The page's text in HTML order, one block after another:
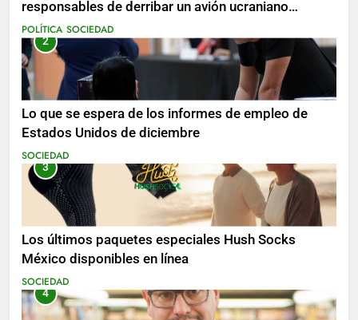
responsables de derribar un avión ucraniano
mientras se realizan arrestos
POLÍTICA SOCIEDAD
2
Lo que se espera de los informes de empleo de
Estados Unidos de diciembre
SOCIEDAD
3
Los últimos paquetes especiales Hush Socks
México disponibles en línea
SOCIEDAD
4